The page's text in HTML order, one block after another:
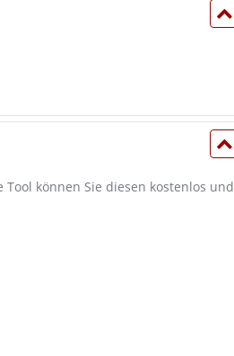
können Sie diesen kostenlos und